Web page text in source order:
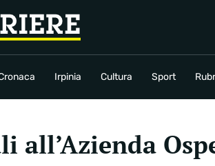
Irpinia Cultura Sport
Sport Rubriche
all’Azienda